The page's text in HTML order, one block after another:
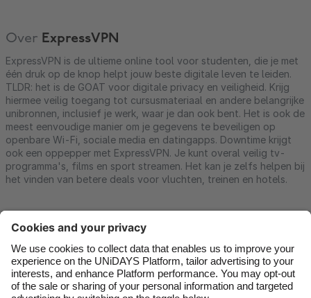
Over ExpressVPN
ExpressVPN is de ultieme online tool voor studenten, die je met
één druk op de knop helpt jouw beste digitale leven te leiden.
TLDR: het is de GOAT voor digitale privacy en veiligheid. Krijg
hiermee veilig toegang tot cursusmateriaal en andere belangrijke
unibronnen, inclusief je werk, waar je dan ook bent. Het is ook de
meest eenvoudige manier om je gegevens te beveiligen op
openbare Wi-Fi, sociale media en datingapps. Downtime krijgt
ook een oppepper met ExpressVPN. Je kunt overal veilig tv-
programma's, films en sport streamen. Het kan je zelfs helpen bij
het vinden van betere deals voor vluchten, treinen en hotels.
Contact Corporate Pers Vacatures